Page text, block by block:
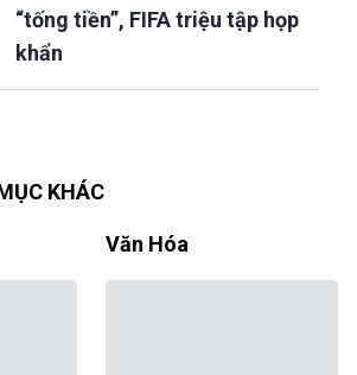
“tống tiền”, FIFA triệu tập họp
khẩn
KHÁC
Văn Hóa